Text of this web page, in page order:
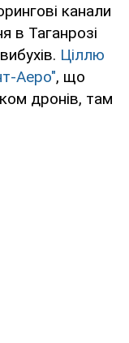
канали
в Таганрозі
Ціллю
Аеро", що
дронів, там